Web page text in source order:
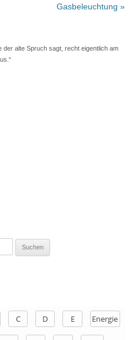
Gasbeleuchtung »
der alte Spruch sagt, recht eigentlich am
C D E Energie